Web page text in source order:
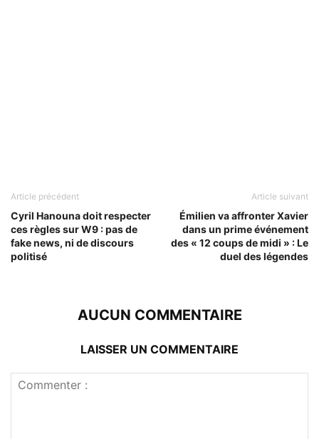
Article précédent
Cyril Hanouna doit respecter
ces règles sur W9 : pas de
fake news, ni de discours
politisé
Article suivant
Émilien va affronter Xavier
dans un prime événement
des « 12 coups de midi » : Le
duel des légendes
AUCUN COMMENTAIRE
LAISSER UN COMMENTAIRE